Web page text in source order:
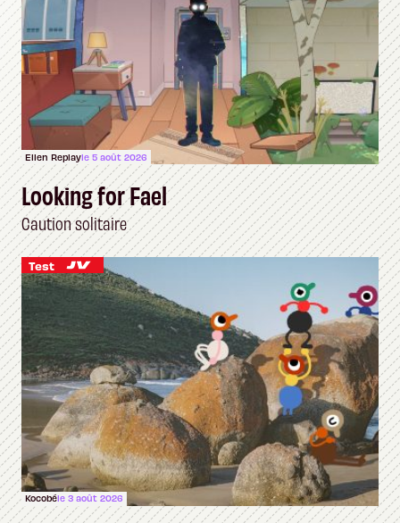
Ellen Replayle 5 août 2026
Looking for Fael
Caution solitaire
Test
Kocobéle 3 août 2026